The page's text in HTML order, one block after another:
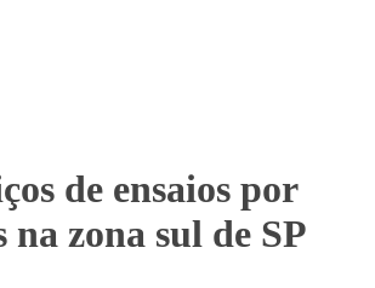
de ensaios por
zona sul de SP